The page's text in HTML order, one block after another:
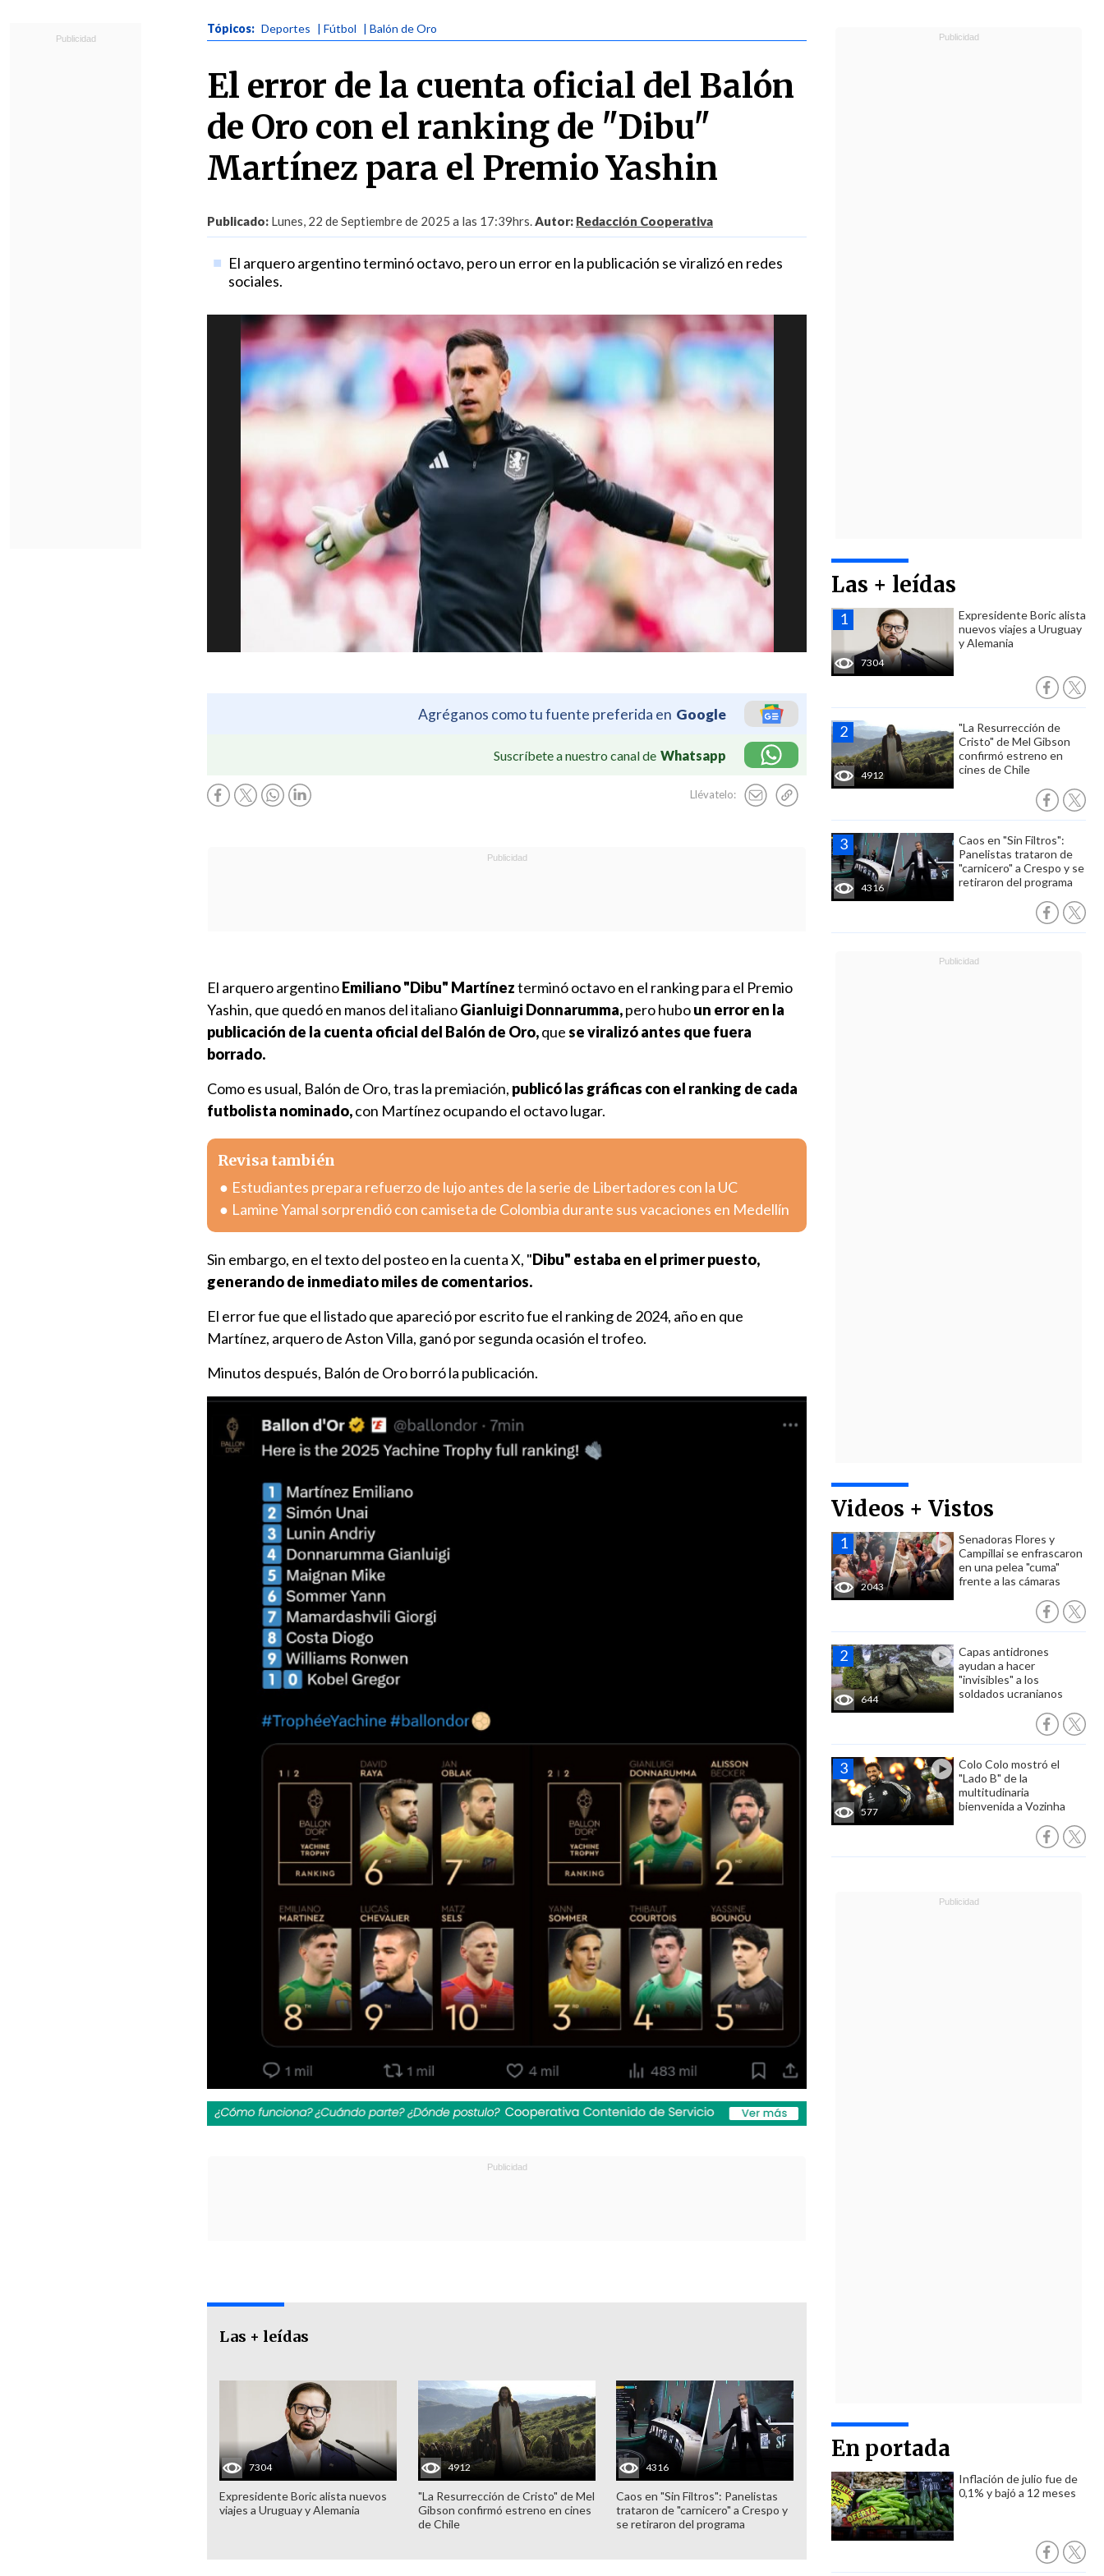
Tópicos: Deportes | Fútbol | Balón de Oro
El error de la cuenta oficial del Balón
de Oro con el ranking de "Dibu"
Martínez para el Premio Yashin
Publicado: Lunes, 22 de Septiembre de 2025 a las 17:39hrs.Autor: Redacción Cooperativa
El arquero argentino terminó octavo, pero un error en la publicación se viralizó en redes
sociales.
Agréganos como tu fuente preferida en Google
Suscríbete a nuestro canal de Whatsapp
Llévatelo:
Las + leídas
7304
Expresidente Boric alista
nuevos viajes a Uruguay
y Alemania
4912
"La Resurrección de
Cristo" de Mel Gibson
confirmó estreno en
cines de Chile
4316
Caos en "Sin Filtros":
Panelistas trataron de
"carnicero" a Crespo y se
retiraron del programa
Videos + Vistos
2043
Senadoras Flores y
Campillai se enfrascaron
en una pelea "cuma"
frente a las cámaras
644
Capas antidrones
ayudan a hacer
"invisibles" a los
soldados ucranianos
577
Colo Colo mostró el
"Lado B" de la
multitudinaria
bienvenida a Vozinha
En portada
Inflación de julio fue de
0,1% y bajó a 12 meses
El arquero argentinoEmiliano "Dibu" Martínezterminó octavo en el ranking para el Premio
Yashin, que quedó en manos del italianoGianluigi Donnarumma,pero huboun error en la
publicación de la cuenta oficial del Balón de Oro,quese viralizó antes que fuera
borrado.
Como es usual, Balón de Oro, tras la premiación, publicó las gráficas con el ranking de cada
futbolista nominado,con Martínez ocupando el octavo lugar.
Revisa también
Estudiantes prepara refuerzo de lujo antes de la serie de Libertadores con la UC
Lamine Yamal sorprendió con camiseta de Colombia durante sus vacaciones en Medellín
Sin embargo, en el texto del posteo en la cuenta X, "Dibu" estaba en el primer puesto,
generando de inmediato miles de comentarios.
El error fue que el listado que apareció por escrito fue el ranking de 2024, año en que
Martínez, arquero de Aston Villa, ganó por segunda ocasión el trofeo.
Minutos después, Balón de Oro borró la publicación.
Las + leídas
7304
Expresidente Boric alista nuevos
viajes a Uruguay y Alemania
4912
"La Resurrección de Cristo" de Mel
Gibson confirmó estreno en cines
de Chile
4316
Caos en "Sin Filtros": Panelistas
trataron de "carnicero" a Crespo y
se retiraron del programa